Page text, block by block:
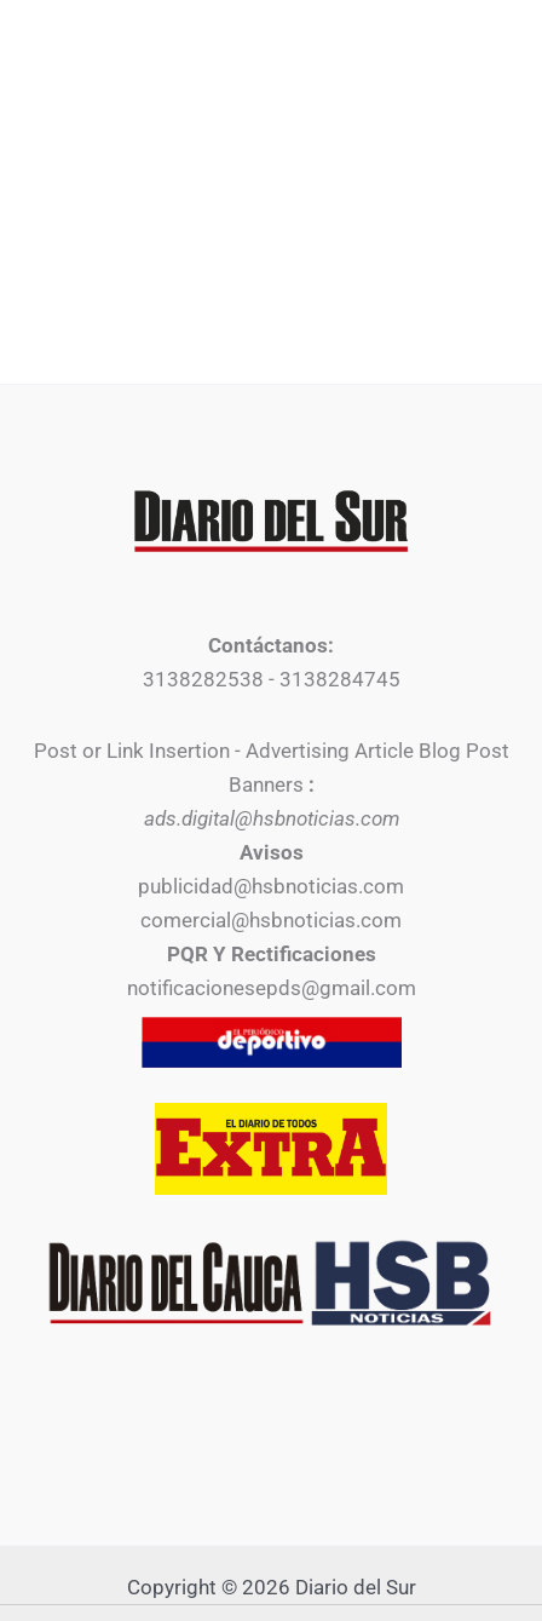
Contáctanos:
3138282538 - 3138284745
Post or Link Insertion - Advertising Article Blog Post
Banners :
ads.digital@hsbnoticias.com
Avisos
publicidad@hsbnoticias.com
comercial@hsbnoticias.com
PQR Y Rectificaciones
notificacionesepds@gmail.com
Copyright © 2026 Diario del Sur